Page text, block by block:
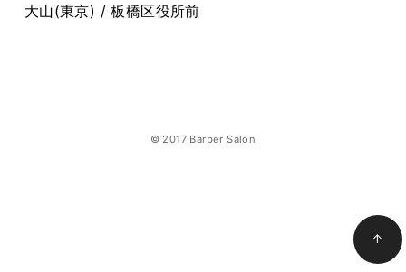
大山(東京) / 板橋区役所前
© 2017 Barber Salon
↑